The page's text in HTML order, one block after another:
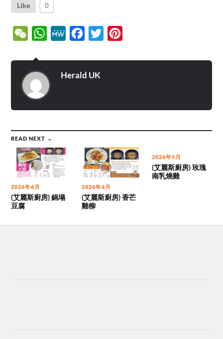
Like 0
WeChatWhatsApp
MeWe Facebook
Twitter
Herald UK
READ NEXT →
2026年6月
(艾麗斯廚房) 鍋塌
豆腐
2026年6月
(艾麗斯廚房) 香芒
雞柳
2026年5月
(艾麗斯廚房) 玫瑰
南乳燒雞